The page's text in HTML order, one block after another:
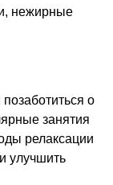
нежирные
о
занятия
релаксации
улучшить